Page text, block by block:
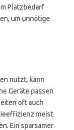
Platzbedarf
um unnötige
nutzt, kann
Geräte passen
oft auch
meist
Ein sparsamer